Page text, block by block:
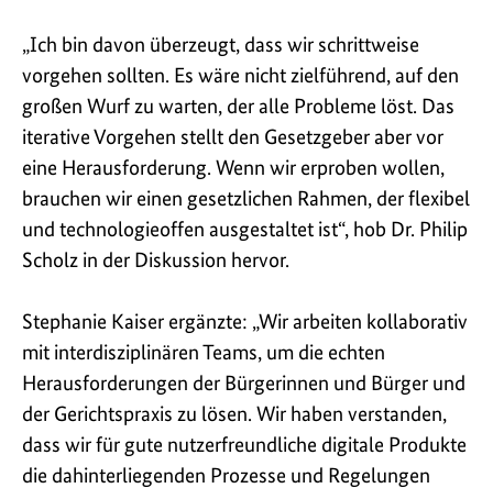
„Ich bin davon überzeugt, dass wir schrittweise
vorgehen sollten. Es wäre nicht zielführend, auf den
großen Wurf zu warten, der alle Probleme löst. Das
iterative Vorgehen stellt den Gesetzgeber aber vor
eine Herausforderung. Wenn wir erproben wollen,
brauchen wir einen gesetzlichen Rahmen, der flexibel
und technologieoffen ausgestaltet ist“, hob Dr. Philip
Scholz in der Diskussion hervor.
Stephanie Kaiser ergänzte: „Wir arbeiten kollaborativ
mit interdisziplinären Teams, um die echten
Herausforderungen der Bürgerinnen und Bürger und
der Gerichtspraxis zu lösen. Wir haben verstanden,
dass wir für gute nutzerfreundliche digitale Produkte
die dahinterliegenden Prozesse und Regelungen